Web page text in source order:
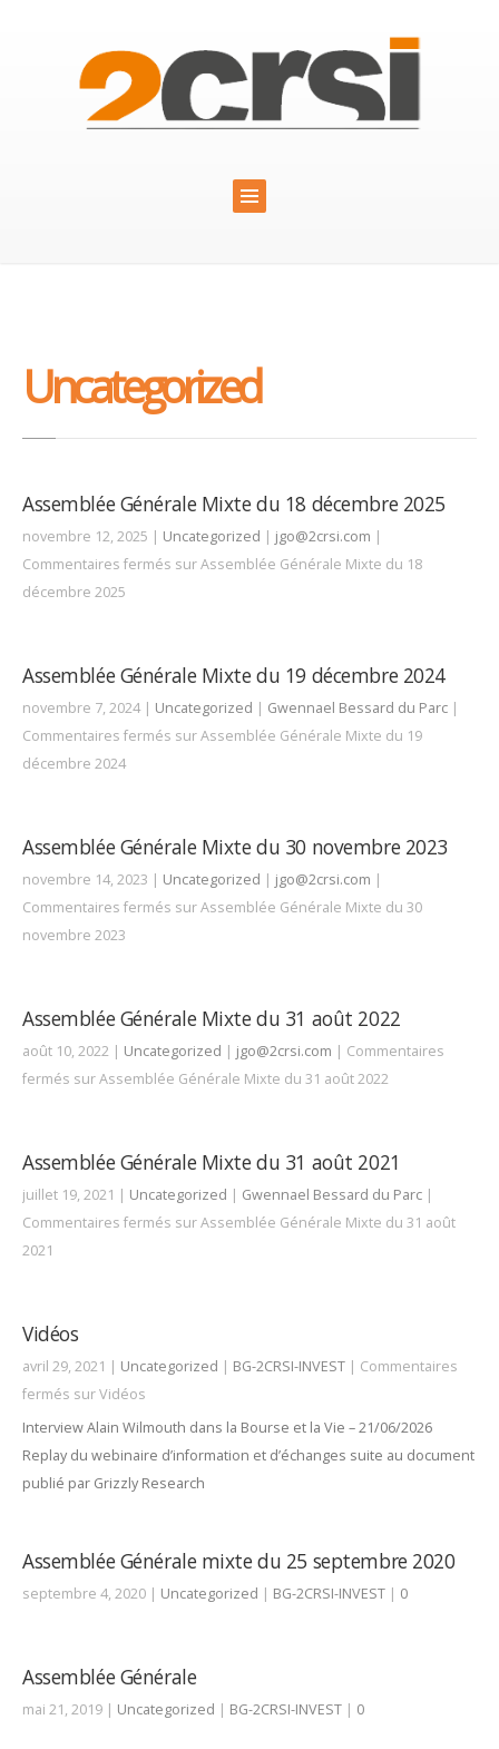
Uncategorized
Assemblée Générale Mixte du 18 décembre 2025
novembre 12, 2025 | Uncategorized | jgo@2crsi.com |
Commentaires fermés sur Assemblée Générale Mixte du 18
décembre 2025
Assemblée Générale Mixte du 19 décembre 2024
novembre 7, 2024 | Uncategorized | Gwennael Bessard du Parc |
Commentaires fermés sur Assemblée Générale Mixte du 19
décembre 2024
Assemblée Générale Mixte du 30 novembre 2023
novembre 14, 2023 | Uncategorized | jgo@2crsi.com |
Commentaires fermés sur Assemblée Générale Mixte du 30
novembre 2023
Assemblée Générale Mixte du 31 août 2022
août 10, 2022 | Uncategorized | jgo@2crsi.com | Commentaires
fermés sur Assemblée Générale Mixte du 31 août 2022
Assemblée Générale Mixte du 31 août 2021
juillet 19, 2021 | Uncategorized | Gwennael Bessard du Parc |
Commentaires fermés sur Assemblée Générale Mixte du 31 août
2021
Vidéos
avril 29, 2021 | Uncategorized | BG-2CRSI-INVEST | Commentaires
fermés sur Vidéos
Interview Alain Wilmouth dans la Bourse et la Vie – 21/06/2026
Replay du webinaire d’information et d’échanges suite au document
publié par Grizzly Research
Assemblée Générale mixte du 25 septembre 2020
septembre 4, 2020 | Uncategorized | BG-2CRSI-INVEST | 0
Assemblée Générale
mai 21, 2019 | Uncategorized | BG-2CRSI-INVEST | 0